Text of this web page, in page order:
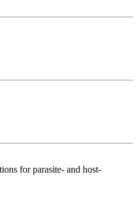
for parasite- and host-